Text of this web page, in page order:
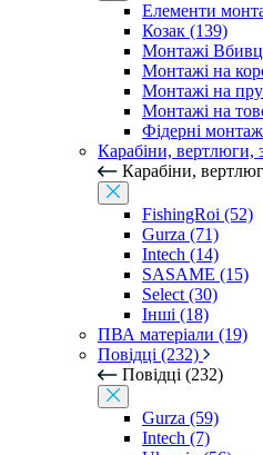
Елементи
Козак (139)
Монтажі
Монтажі на
Монтажі на
Монтажі на
Фідерні
Карабіни, вертлюги,
Карабіни,
FishingRoi (52)
Gurza (71)
Intech (14)
SASAME (15)
Select (30)
Інші (18)
ПВА матеріали (19)
Повідці (232)
Повідці (232)
Gurza (59)
Intech (7)